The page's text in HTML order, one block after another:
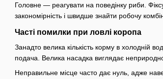
Головне — реагувати на поведінку риби.
закономірність і швидше знайти робочу
Часті помилки при ловлі коропа
Занадто велика кількість корму в холодній
подача. Велика насадка виглядає
Неправильне місце часто дає нуль, адже